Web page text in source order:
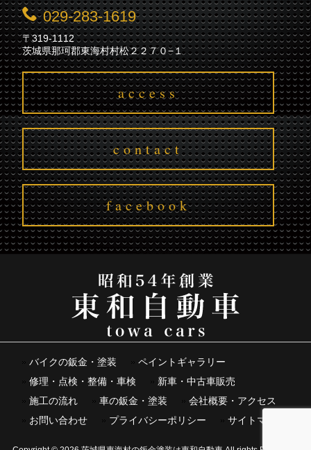
029-283-1619
〒319-1112
茨城県那珂郡東海村村松２２７０−１
access
contact
facebook
バイクの鈑金・塗装
ペイントギャラリー
修理・点検・整備・車検
新車・中古車販売
施工の流れ
車の鈑金・塗装
会社概要・アクセス
お問い合わせ
プライバシーポリシー サイトマップ